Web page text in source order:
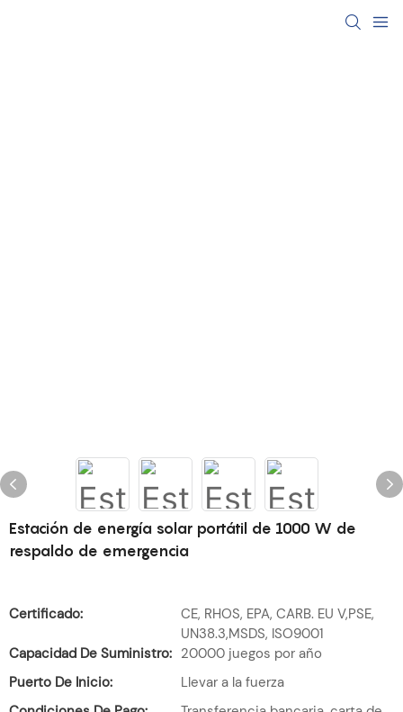
Estación de energía solar portátil de 1000 W de
respaldo de emergencia
Certificado:
CE, RHOS, EPA, CARB. EU V,PSE,
UN38.3,MSDS, ISO9001
Capacidad De Suministro: 20000 juegos por año
Puerto De Inicio:
Llevar a la fuerza